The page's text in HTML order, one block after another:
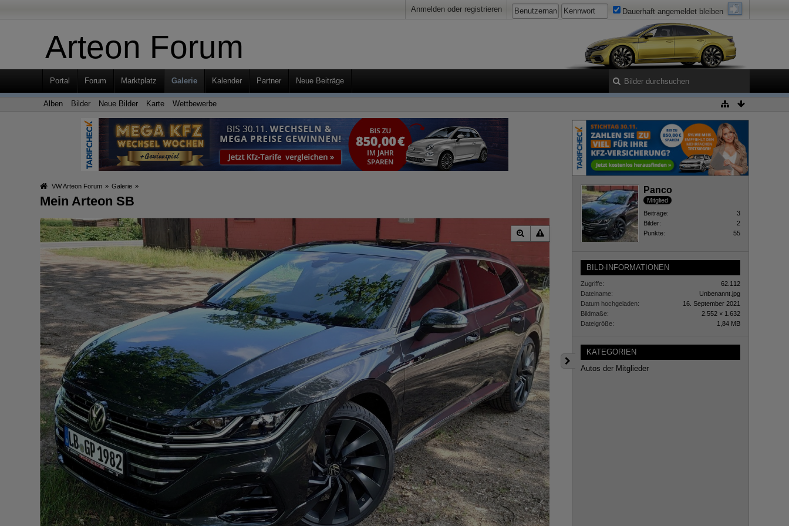
Anmelden oder registrieren Dauerhaft angemeldet bleiben
Arteon Forum
Portal Forum Marktplatz Galerie Kalender Partner Neue Beiträge
Alben Bilder Neue Bilder Karte Wettbewerbe
VW Arteon Forum » Galerie »
Mein Arteon SB
Panco
Mitglied
Beiträge
3
Bilder
2
Punkte
55
BILD-INFORMATIONEN
Zugriffe
62.112
Dateiname
Unbenannt.jpg
Datum hochgeladen
16. September 2021
Bildmaße
2.552 × 1.632
Dateigröße
1,84 MB
KATEGORIEN
Autos der Mitglieder